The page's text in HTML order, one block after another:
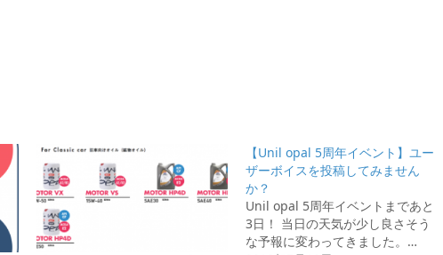
【Unil opal 5周年イベント】ユー
ザーボイスを投稿してみません
か？
Unil opal 5周年イベントまであと
3日！ 当日の天気が少し良さそう
な予報に変わってきました。…